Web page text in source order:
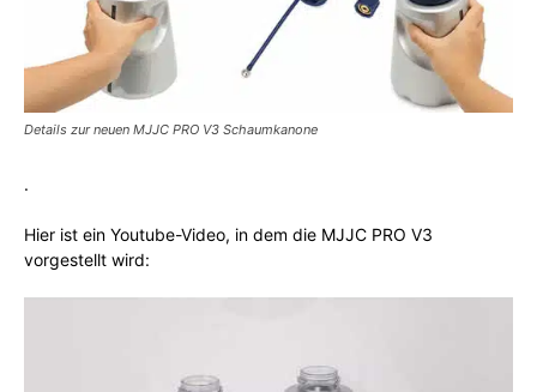
Details zur neuen MJJC PRO V3 Schaumkanone
.
Hier ist ein Youtube-Video, in dem die MJJC PRO V3
vorgestellt wird: